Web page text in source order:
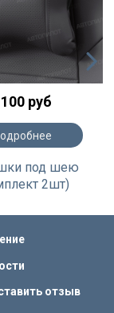
руб
под шею
2шт)
отзыв